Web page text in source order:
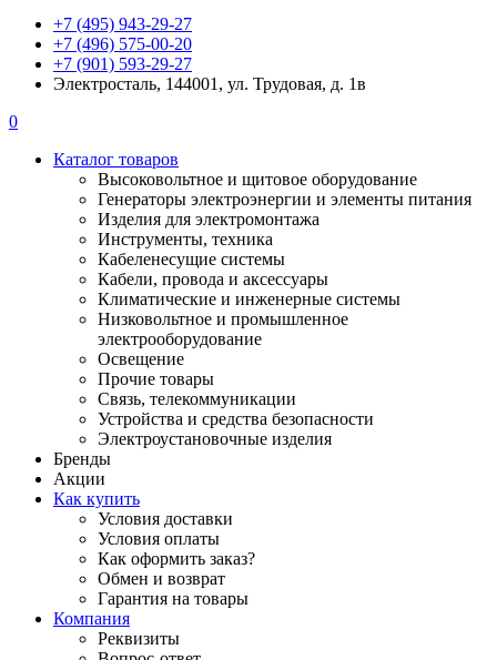
+7 (495) 943-29-27
+7 (496) 575-00-20
+7 (901) 593-29-27
Электросталь, 144001, ул. Трудовая, д. 1в
0
Каталог товаров
Высоковольтное и щитовое оборудование
Генераторы электроэнергии и элементы питания
Изделия для электромонтажа
Инструменты, техника
Кабеленесущие системы
Кабели, провода и аксессуары
Климатические и инженерные системы
Низковольтное и промышленное
электрооборудование
Освещение
Прочие товары
Связь, телекоммуникации
Устройства и средства безопасности
Электроустановочные изделия
Бренды
Акции
Как купить
Условия доставки
Условия оплаты
Как оформить заказ?
Обмен и возврат
Гарантия на товары
Компания
Реквизиты